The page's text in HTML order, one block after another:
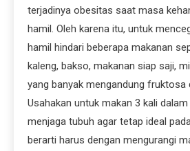
terjadinya obesitas saat masa
hamil. Oleh karena itu, untuk
hamil hindari beberapa makanan
kaleng, bakso, makanan siap saji,
yang banyak mengandung fruktosa
Usahakan untuk makan 3 kali
menjaga tubuh agar tetap ideal
berarti harus dengan mengurangi